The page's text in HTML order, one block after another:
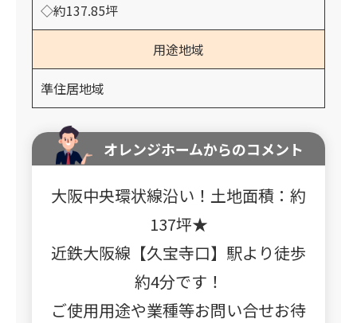
◇約137.85坪
用途地域
準住居地域
オレンジホームからのコメント
大阪中央環状線沿い！土地面積：約
137坪★
近鉄大阪線【久宝寺口】駅より徒歩
約4分です！
ご使用用途や業種等お問い合せお待